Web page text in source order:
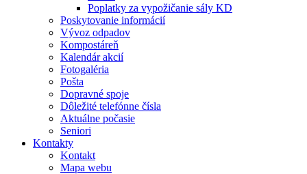
Poplatky za vypožičanie sály KD
Poskytovanie informácií
Vývoz odpadov
Kompostáreň
Kalendár akcií
Fotogaléria
Pošta
Dopravné spoje
Dôležité telefónne čísla
Aktuálne počasie
Seniori
Kontakty
Kontakt
Mapa webu